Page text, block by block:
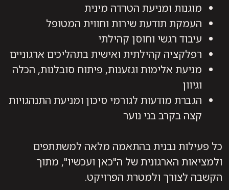
מוגנות ומניעת הטרדה מינית
העמקת תודעת שירות וחווית המטופל
עיבוד רגשי וחוסן קהילתי
רפלקציה קהילתית ואישית בתהליכים ארגוניים
מניעת אלימות וגזענות, פיתוח סובלנות, הכלה
וגיוון
הגברת מודעות לגורמי סיכון ומניעת התנהגויות
קצה בקרב בני נוער
כל פעילות נבנית בהתאמה מלאה למשתתפים
ולמציאות הארגונית של ה"כאן ועכשיו", מתוך
הקשבה לצורך ולמטרת הפרויקט.